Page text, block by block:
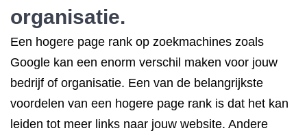
organisatie.
Een hogere page rank op zoekmachines zoals
Google kan een enorm verschil maken voor jouw
bedrijf of organisatie. Een van de belangrijkste
voordelen van een hogere page rank is dat het kan
leiden tot meer links naar jouw website. Andere